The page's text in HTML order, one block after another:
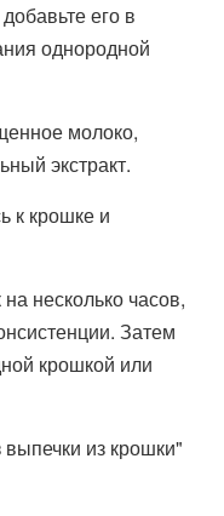
его в
однородной
молоко,
экстракт.
к крошке и
несколько часов,
Затем
крошкой или
из крошки"